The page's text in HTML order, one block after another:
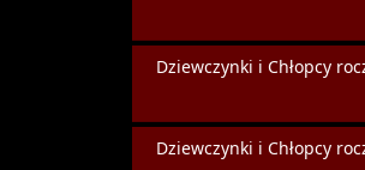
Dziewczynki i Chłopcy
Dziewczynki i Chłopcy